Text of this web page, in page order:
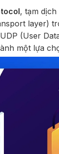
, tạm dịch
layer)
(User
một lựa